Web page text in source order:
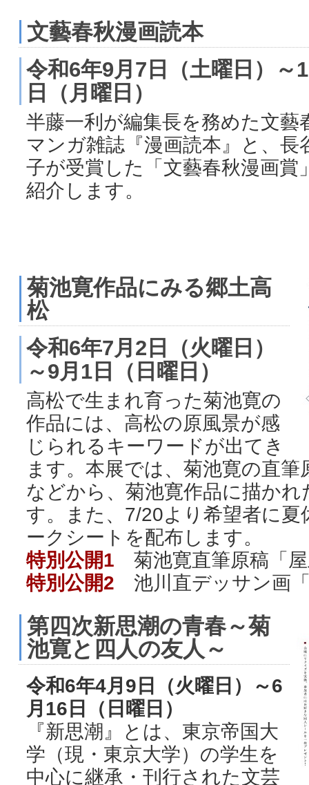
文藝春秋漫画読本
令和6年9月7日（土曜日）～
日（月曜日）
半藤一利が編集長を務めた文藝
マンガ雑誌『漫画読本』と、長
子が受賞した「文藝春秋漫画賞
紹介します。
菊池寛作品にみる郷土高
松
令和6年7月2日（火曜日）
～9月1日（日曜日）
高松で生まれ育った菊池寛の
作品には、高松の原風景が感
じられるキーワードが出てき
ます。本展では、菊池寛の直
などから、菊池寛作品に描か
す。また、7/20より希望者に
ークシートを配布します。
特別公開1 菊池寛直筆原稿「
特別公開2 池川直デッサン画
第四次新思潮の青春～菊
池寛と四人の友人～
令和6年4月9日（火曜日）～6
月16日（日曜日）
『新思潮』とは、東京帝国大
学（現・東京大学）の学生を
中心に継承・刊行された文芸